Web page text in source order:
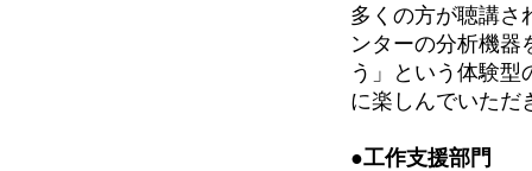
多くの方が聴講さ
ンターの分析機器
う」という体験型
に楽しんでいただ
●工作支援部門